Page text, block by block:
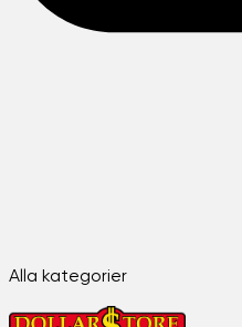
Alla kategorier